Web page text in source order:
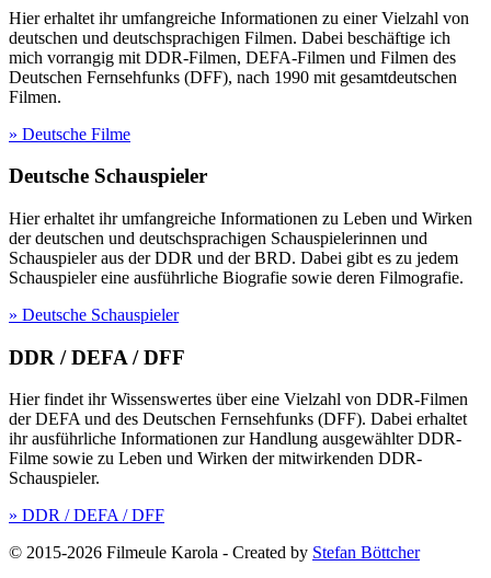
Hier erhaltet ihr umfangreiche Informationen zu einer Vielzahl von
deutschen und deutschsprachigen Filmen. Dabei beschäftige ich
mich vorrangig mit DDR-Filmen, DEFA-Filmen und Filmen des
Deutschen Fernsehfunks (DFF), nach 1990 mit gesamtdeutschen
Filmen.
» Deutsche Filme
Deutsche Schauspieler
Hier erhaltet ihr umfangreiche Informationen zu Leben und Wirken
der deutschen und deutschsprachigen Schauspielerinnen und
Schauspieler aus der DDR und der BRD. Dabei gibt es zu jedem
Schauspieler eine ausführliche Biografie sowie deren Filmografie.
» Deutsche Schauspieler
DDR / DEFA / DFF
Hier findet ihr Wissenswertes über eine Vielzahl von DDR-Filmen
der DEFA und des Deutschen Fernsehfunks (DFF). Dabei erhaltet
ihr ausführliche Informationen zur Handlung ausgewählter DDR-
Filme sowie zu Leben und Wirken der mitwirkenden DDR-
Schauspieler.
» DDR / DEFA / DFF
© 2015-2026 Filmeule Karola - Created by Stefan Böttcher